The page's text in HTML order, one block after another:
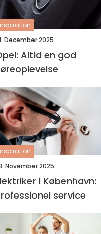
December 2025
Altid en god
November 2025
i København:
service